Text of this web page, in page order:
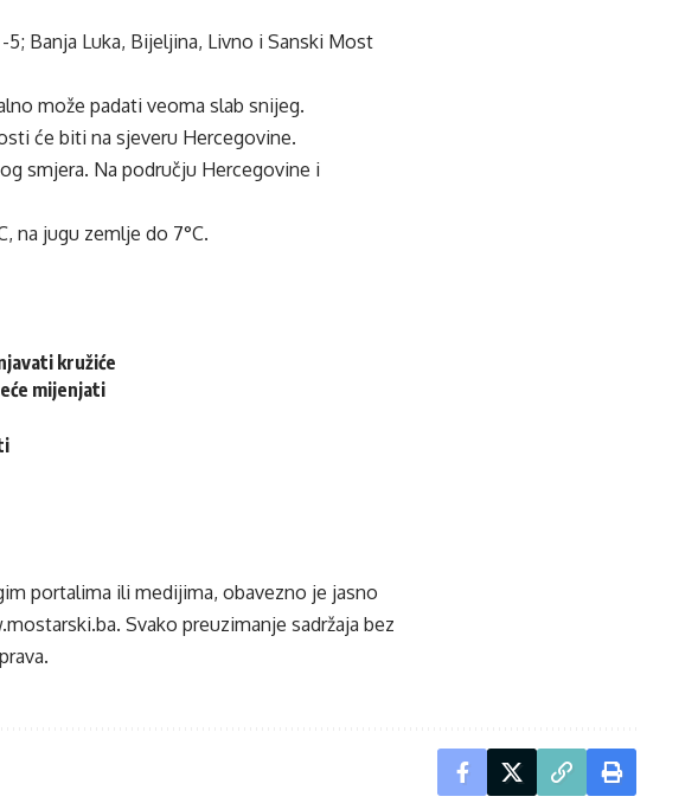
Banja Luka, Bijeljina, Livno i Sanski Most
može padati veoma slab snijeg.
će biti na sjeveru Hercegovine.
smjera. Na području Hercegovine i
na jugu zemlje do 7°C.
kružiće
mijenjati
portalima ili medijima, obavezno je jasno
. Svako preuzimanje sadržaja bez